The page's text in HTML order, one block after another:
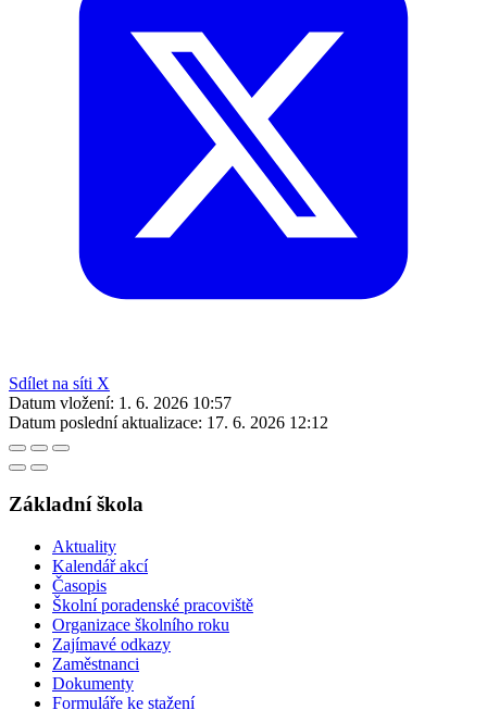
Sdílet na síti X
Datum vložení: 1. 6. 2026 10:57
Datum poslední aktualizace: 17. 6. 2026 12:12
Základní škola
Aktuality
Kalendář akcí
Časopis
Školní poradenské pracoviště
Organizace školního roku
Zajímavé odkazy
Zaměstnanci
Dokumenty
Formuláře ke stažení